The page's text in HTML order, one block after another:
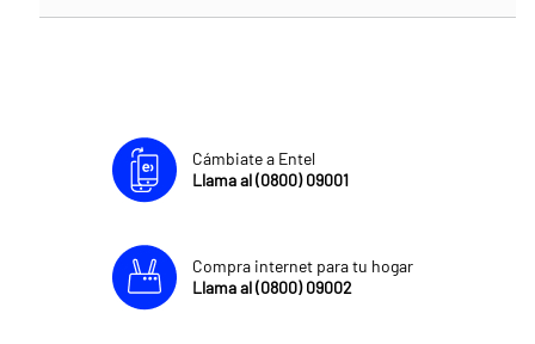
Cámbiate a Entel
Llama al (0800) 09001
Compra internet para tu hogar
Llama al (0800) 09002